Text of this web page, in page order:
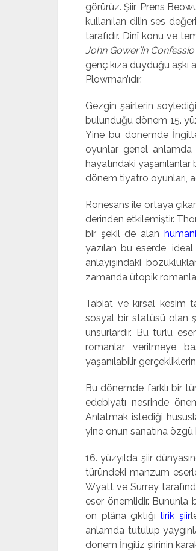
görürüz. Şiir, Prens
kullanılan dilin ses
tarafıdır. Dinî konu ve
John Gower’in
genç kıza duyduğu aşkı
Plowman’ıdır.
Gezgin şairlerin
bulunduğu dönem 15.
Yine bu dönemde
oyunlar genel anlamda
hayatındaki
dönem tiyatro oyunları,
Rönesans ile ortaya
derinden etkilemiştir.
bir şekil de alan
yazılan bu eserde,
anlayışındaki
zamanda ütopik
Tabiat ve kırsal kesim
sosyal bir statüsü olan
unsurlardır. Bu türlü
romanlar verilmeye
yaşanılabilir
Bu dönemde farklı bir
edebiyatı nesrinde
Anlatmak istediği
yine onun sanatına özgü
16. yüzyılda şiir
türündeki manzum
Wyatt ve Surrey
eser önemlidir. Bununla
ön plâna çıktığı lirik şiir
anlamda tutulup
dönem İngiliz şiirinin